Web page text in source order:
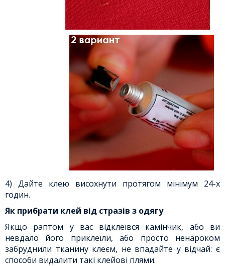
4) Дайте клею висохнути протягом мінімум 24-х
годин.
Як прибрати клей від стразів з одягу
Якщо раптом у вас відклеївся камінчик, або ви
невдало його приклеїли, або просто ненароком
забруднили тканину клеєм, не впадайте у відчай: є
способи видалити такі клейові плями.